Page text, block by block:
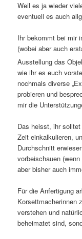
Weil es ja wieder
eventuell es auch
Ihr bekommt bei mir
(wobei aber auch
Ausstellung das
wie ihr es euch
nochmals diverse
probieren und
mir die
Das heisst, ihr
Zeit einkalkulieren,
Durchschnitt
vorbeischauen
aber bisher auch
Für die Anfertigung
Korsettmacherinnen
verstehen und
beheimatet sind,